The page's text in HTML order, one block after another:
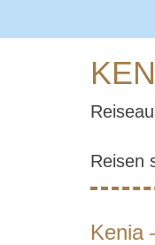
Reisen
Kenia